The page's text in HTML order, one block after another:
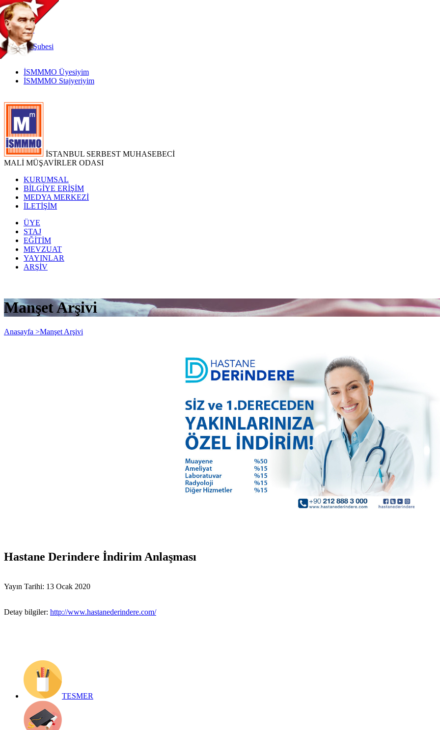
TR
|
EN
İnternetŞubesi
İSMMMO Üyesiyim
İSMMMO Stajyeriyim
İSTANBUL SERBEST MUHASEBECİ
MALİ MÜŞAVİRLER ODASI
KURUMSAL
BİLGİYE ERİŞİM
MEDYA MERKEZİ
İLETİŞİM
ÜYE
STAJ
EĞİTİM
MEVZUAT
YAYINLAR
ARŞİV
Manşet Arşivi
Anasayfa >Manşet Arşivi
Hastane Derindere İndirim Anlaşması
Yayın Tarihi: 13 Ocak 2020
Detay bilgiler: http://www.hastanederindere.com/
TESMER